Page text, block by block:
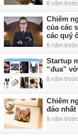
8 năm trước
Chiêm
của các
các quý
8 năm trước
Startup
“đua”
8 năm trước
Chiêm
đáo
9 năm trước